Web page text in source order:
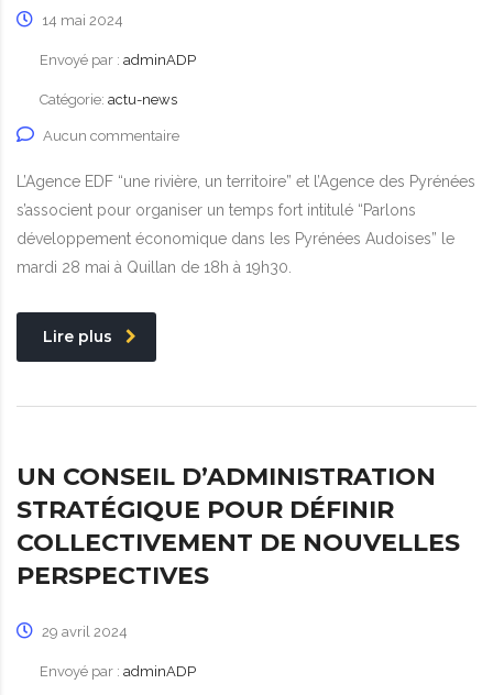
14 mai 2024
Envoyé par : adminADP
Catégorie: actu-news
Aucun commentaire
L’Agence EDF “une rivière, un territoire” et l’Agence des Pyrénées
s’associent pour organiser un temps fort intitulé “Parlons
développement économique dans les Pyrénées Audoises” le
mardi 28 mai à Quillan de 18h à 19h30.
Lire plus
UN CONSEIL D’ADMINISTRATION
STRATÉGIQUE POUR DÉFINIR
COLLECTIVEMENT DE NOUVELLES
PERSPECTIVES
29 avril 2024
Envoyé par : adminADP